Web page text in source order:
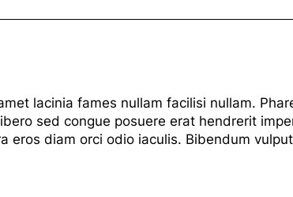
lacinia fames nullam facilisi nullam.
sed congue posuere erat hendrerit
eros diam orci odio iaculis. Bibendum